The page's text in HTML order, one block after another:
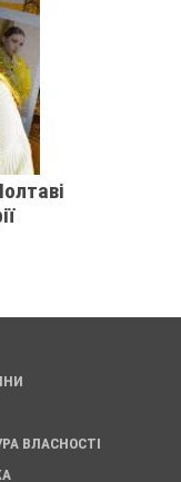
ВЛАСНОСТІ